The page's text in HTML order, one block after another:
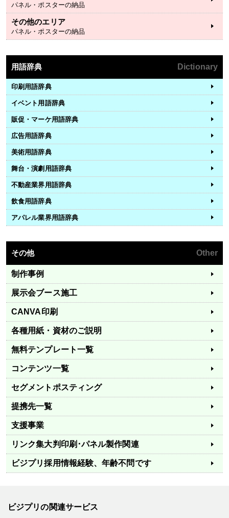
パネル・ポスターの納品
その他のエリア
パネル・ポスターの納品
用語辞典 Dictionary
印刷用語辞典
イベント用語辞典
販促・マーケ用語辞典
広告用語辞典
美術用語辞典
舞台・演劇用語辞典
不動産業界用語辞典
飲食用語辞典
アパレル業界用語辞典
その他 Other
制作事例
展示会ブース施工
CANVA印刷
各種用紙・資材のご説明
無料テンプレート一覧
コンテンツ一覧
セグメントポスティング
提携先一覧
支援事業
リンク集大判印刷･パネル製作関連
ビジプリ採用情報経験、年齢不問です
ビジプリの関連サービス